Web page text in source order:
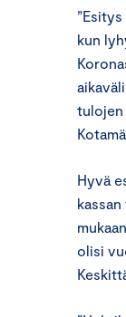
kun
tulojen
Hyvä
olisi